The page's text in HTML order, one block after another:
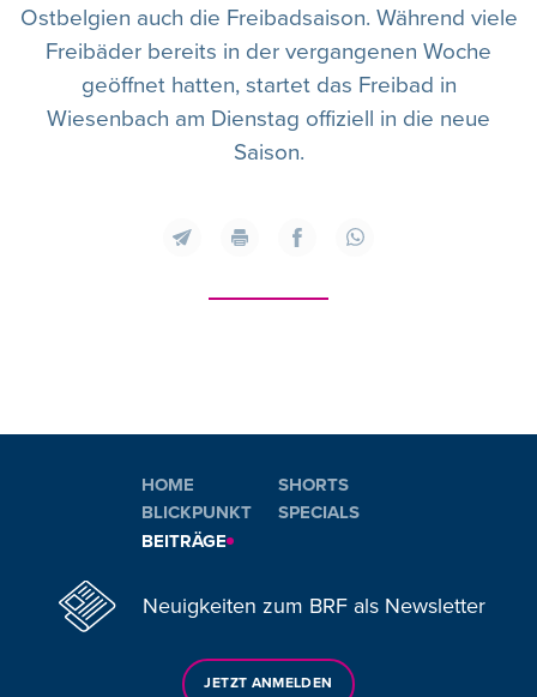
Ostbelgien auch die Freibadsaison. Während viele
Freibäder bereits in der vergangenen Woche
geöffnet hatten, startet das Freibad in
Wiesenbach am Dienstag offiziell in die neue
Saison.
HOME
BLICKPUNKT
BEITRÄGE
SHORTS
SPECIALS
Neuigkeiten zum BRF als Newsletter
JETZT ANMELDEN